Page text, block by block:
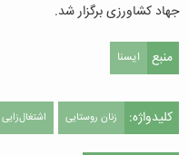
جهاد کشاورزی برگزار شد.
منبع ایسنا
کلیدواژه: زنان روستایی اشتغال‌زایی